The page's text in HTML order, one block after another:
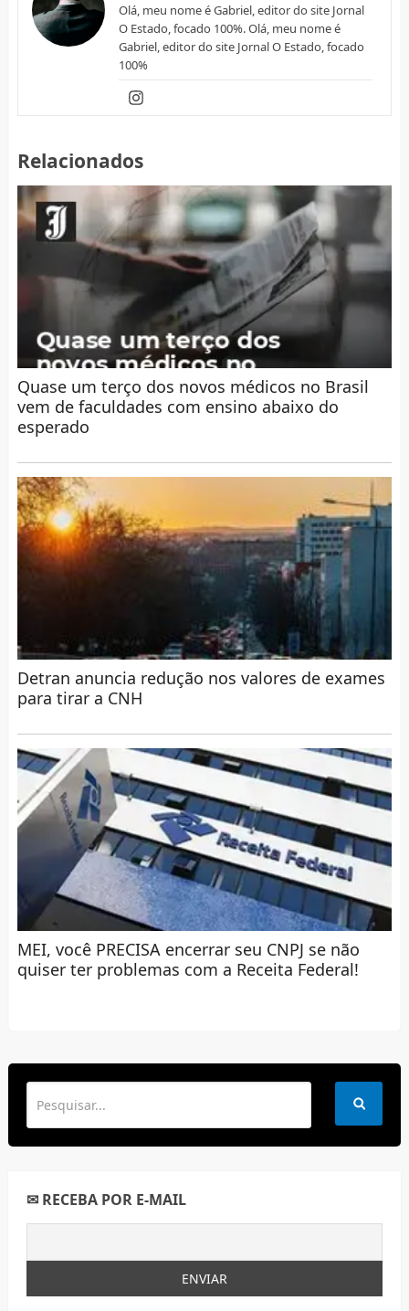
Olá, meu nome é Gabriel, editor do site Jornal
O Estado, focado 100%. Olá, meu nome é
Gabriel, editor do site Jornal O Estado, focado
100%
Relacionados
Quase um terço dos novos médicos no Brasil
vem de faculdades com ensino abaixo do
esperado
Detran anuncia redução nos valores de exames
para tirar a CNH
MEI, você PRECISA encerrar seu CNPJ se não
quiser ter problemas com a Receita Federal!
✉ RECEBA POR E-MAIL